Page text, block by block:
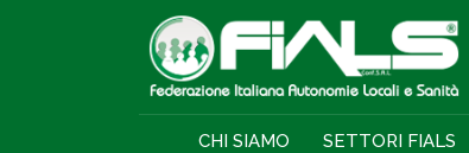
CHI SIAMO SETTORI FIALS